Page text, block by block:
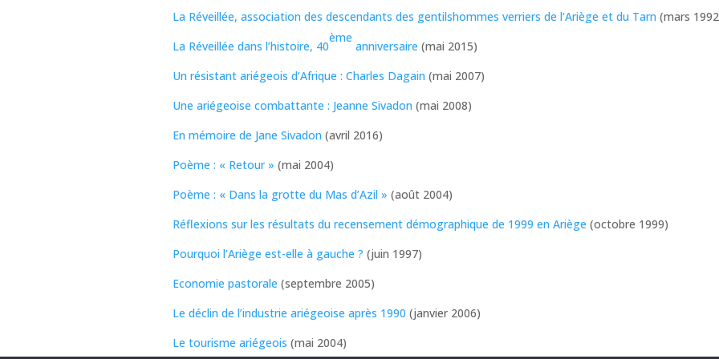
La Réveillée, association des descendants des gentilshommes verriers de l’Ariège et du Tarn (mars
La Réveillée dans l’histoire, 40
ème
anniversaire (mai 2015)
Un résistant ariégeois d’Afrique : Charles Dagain (mai 2007)
Une ariégeoise combattante : Jeanne Sivadon (mai 2008)
En mémoire de Jane Sivadon (avril 2016)
Poème : « Retour » (mai 2004)
Poème : « Dans la grotte du Mas d’Azil » (août 2004)
Réflexions sur les résultats du recensement démographique de 1999 en Ariège (octobre 1999)
Pourquoi l’Ariège est-elle à gauche ? (juin 1997)
Economie pastorale (septembre 2005)
Le déclin de l’industrie ariégeoise après 1990 (janvier 2006)
Le tourisme ariégeois (mai 2004)